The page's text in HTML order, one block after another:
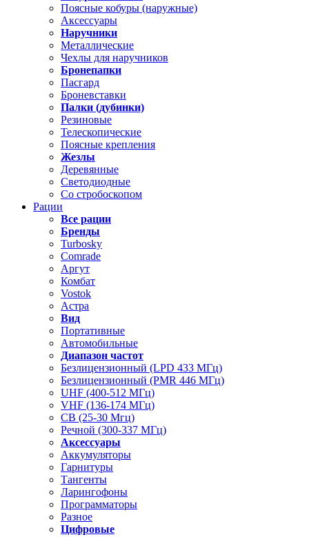
Поясные кобуры (наружные)
Аксессуары
Наручники
Металлические
Чехлы для наручников
Бронепапки
Пасгард
Броневставки
Палки (дубинки)
Резиновые
Телескопические
Поясные крепления
Жезлы
Деревянные
Светодиодные
Со стробоскопом
Рации
Все рации
Бренды
Turbosky
Comrade
Аргут
Комбат
Vostok
Астра
Вид
Портативные
Автомобильные
Диапазон частот
Безлицензионный (LPD 433 МГц)
Безлицензионный (PMR 446 МГц)
UHF (400-512 МГц)
VHF (136-174 МГц)
CB (25-30 Мгц)
Речной (300-337 МГц)
Аксессуары
Аккумуляторы
Гарнитуры
Тангенты
Ларингофоны
Программаторы
Разное
Цифровые